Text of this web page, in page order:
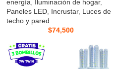
energía, Iluminación de hogar,
Paneles LED, Incrustar, Luces de
techo y pared
$74,500